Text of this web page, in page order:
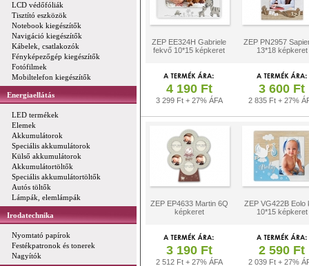
LCD védőfóliák
Tisztító eszközök
Notebook kiegészítők
Navigáció kiegészítők
Kábelek, csatlakozók
Fényképezőgép kiegészítők
Fotófilmek
Mobiltelefon kiegészítők
Energiaellátás
LED termékek
Elemek
Akkumulátorok
Speciális akkumulátorok
Külső akkumulátorok
Akkumulátortöltők
Speciális akkumulátortöltők
Autós töltők
Lámpák, elemlámpák
Irodatechnika
Nyomtató papírok
Festékpatronok és tonerek
Nagyítók
ZEP EE324H Gabriele
fekvő 10*15 képkeret
ZEP PN2957
13*18 képkeret
4 190 Ft
3 299 Ft + 27% ÁFA
3 600 Ft
2 835 Ft + 27%
ZEP EP4633 Martin 6Q
képkeret
ZEP VG422B Eolo
10*15 képkeret
3 190 Ft
2 512 Ft + 27% ÁFA
2 590 Ft
2 039 Ft + 27%